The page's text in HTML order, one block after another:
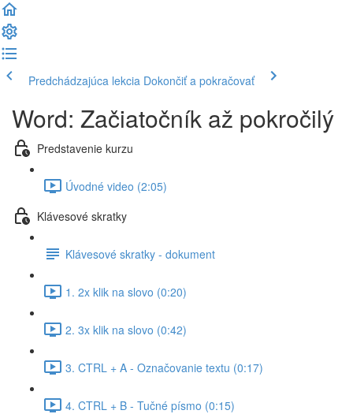
Predchádzajúca lekcia Dokončiť a pokračovať
Word: Začiatočník až pokročilý
Predstavenie kurzu
Úvodné video (2:05)
Klávesové skratky
Klávesové skratky - dokument
1. 2x klik na slovo (0:20)
2. 3x klik na slovo (0:42)
3. CTRL + A - Označovanie textu (0:17)
4. CTRL + B - Tučné písmo (0:15)